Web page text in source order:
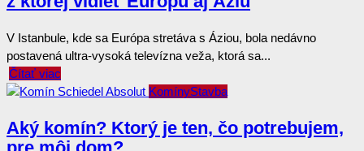
V Istanbule, kde sa Európa stretáva s Áziou, bola nedávno
postavená ultra-vysoká televízna veža, ktorá sa...
Čítať viac
KomínyStavba
Aký komín? Ktorý je ten, čo potrebujem,